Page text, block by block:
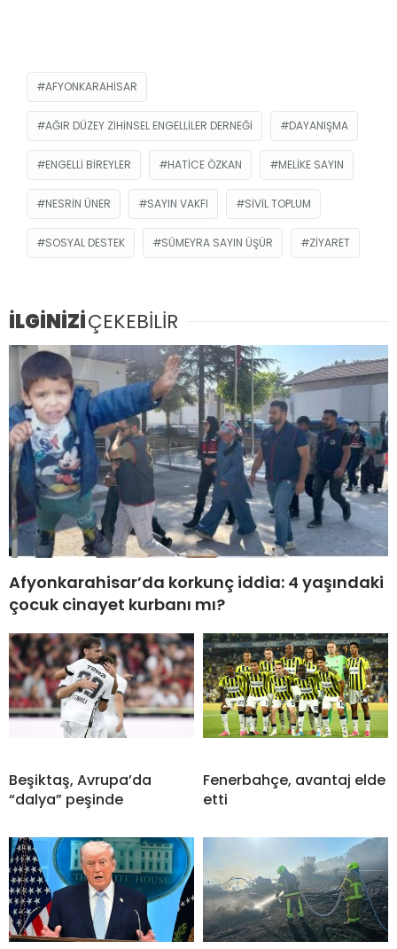
AFYONKARAHISAR
AĞIR DÜZEY ZIHINSEL ENGELLILER DERNEĞI DAYANIŞMA
ENGELLI BIREYLER HATICE ÖZKAN MELIKE SAYIN
NESRIN ÜNER SAYIN VAKFI SIVIL TOPLUM
SOSYAL DESTEK SÜMEYRA SAYIN ÜŞÜR ZIYARET
İLGİNİZİÇEKEBİLİR
Afyonkarahisar’da korkunç iddia: 4 yaşındaki
çocuk cinayet kurbanı mı?
Beşiktaş, Avrupa’da
“dalya” peşinde
Fenerbahçe, avantaj elde
etti